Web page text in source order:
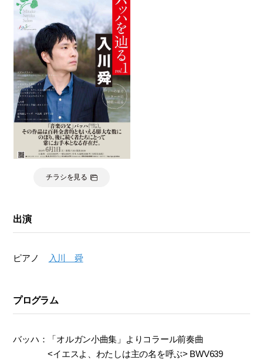
チラシを見る
出演
ピアノ 入川 舜
プログラム
バッハ：「オルガン小曲集」よりコラール前奏曲
<イエスよ、わたしは主の名を呼ぶ> BWV639